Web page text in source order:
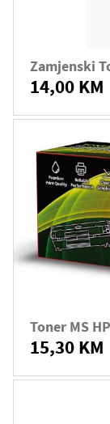
Zamjenski
14,00 KM
Toner MS
15,30 KM